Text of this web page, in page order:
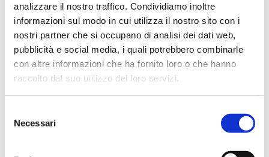
analizzare il nostro traffico. Condividiamo inoltre
informazioni sul modo in cui utilizza il nostro sito con i
nostri partner che si occupano di analisi dei dati web,
pubblicità e social media, i quali potrebbero combinarle
con altre informazioni che ha fornito loro o che hanno
raccolto dal suo utilizzo dei loro servizi.
delNecessari
amano.Piazza dei Signori, il
lungadige,Piazza Bra, ilCortile
del Mercato Vecchioe del
Tribunalediventano lo scenario
prediletto per concerti,
rappresentazioni teatrali e
presentazioni di libri. E nelle
,